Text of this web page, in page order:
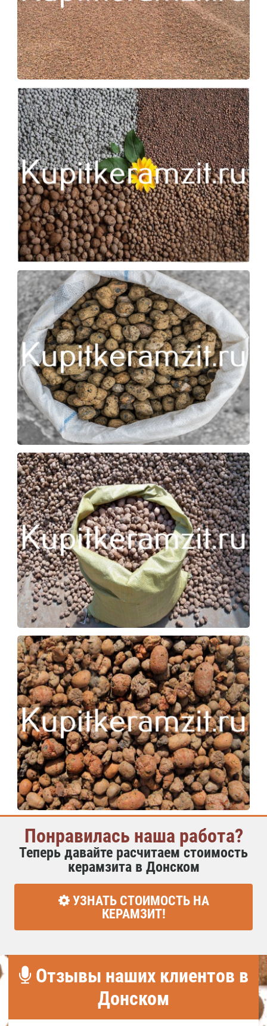
Понравилась наша работа?
Теперь давайте расчитаем стоимость
керамзита в Донском
УЗНАТЬ СТОИМОСТЬ НА
КЕРАМЗИТ!
Отзывы наших клиентов в
Донском